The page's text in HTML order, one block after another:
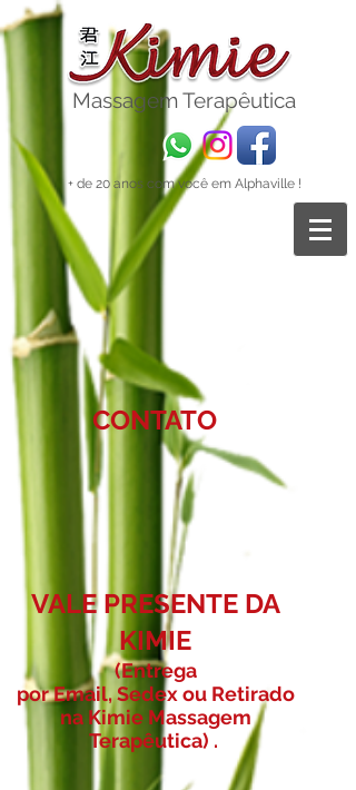
MassagemTerapêutica
+ de 20 anos com você em Alphaville !
CONTATO
VALE PRESENTE DA
KIMIE
(Entrega
por Email, Sedex ou Retirado
na Kimie Massagem
Terapêutica) .